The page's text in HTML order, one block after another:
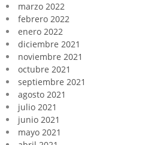
marzo 2022
febrero 2022
enero 2022
diciembre 2021
noviembre 2021
octubre 2021
septiembre 2021
agosto 2021
julio 2021
junio 2021
mayo 2021